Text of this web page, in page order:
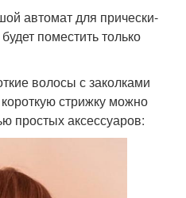
автомат для прически-
поместить только
волосы с заколками
стрижку можно
простых аксессуаров: